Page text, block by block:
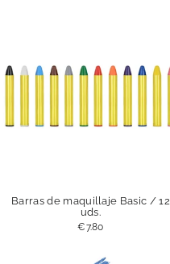
Barras de maquillaje Basic / 12
uds.
€7.80